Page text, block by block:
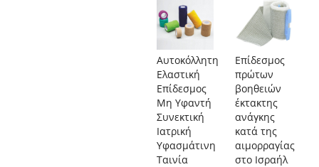
Αυτοκόλλητη
Ελαστική
Επίδεσμος
Μη Υφαντή
Συνεκτική
Ιατρική
Υφασμάτινη
Ταινία
Επίδεσμος
πρώτων
βοηθειών
έκτακτης
ανάγκης
κατά της
αιμορραγίας
στο Ισραήλ